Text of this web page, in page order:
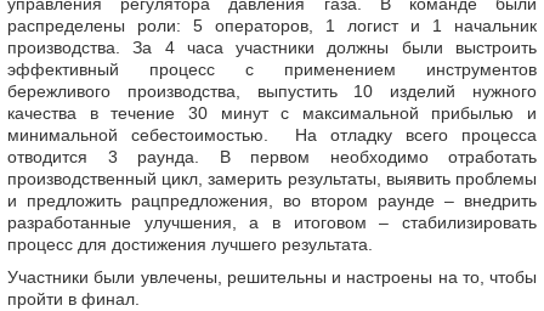
управления регулятора давления газа. В команде были
распределены роли: 5 операторов, 1 логист и 1 начальник
производства. За 4 часа участники должны были выстроить
эффективный процесс с применением инструментов
бережливого производства, выпустить 10 изделий нужного
качества в течение 30 минут с максимальной прибылью и
минимальной себестоимостью. На отладку всего процесса
отводится 3 раунда. В первом необходимо отработать
производственный цикл, замерить результаты, выявить проблемы
и предложить рацпредложения, во втором раунде – внедрить
разработанные улучшения, а в итоговом – стабилизировать
процесс для достижения лучшего результата.
Участники были увлечены, решительны и настроены на то, чтобы
пройти в финал.